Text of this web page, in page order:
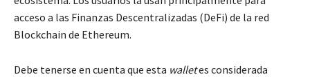
acceso a las Finanzas Descentralizadas (DeFi) de la red
Blockchain de Ethereum.
Debe tenerse en cuenta que esta walletes considerada